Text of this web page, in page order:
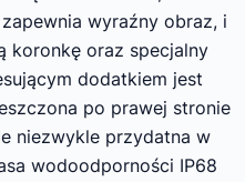
wyraźny obraz, i
koronkę oraz specjalny
dodatkiem jest
po prawej stronie
niezwykle przydatna w
wodoodporności IP68